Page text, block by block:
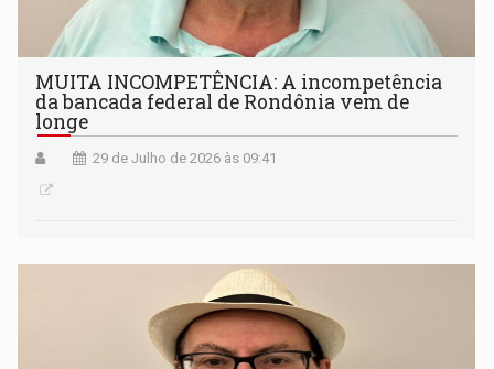
MUITA INCOMPETÊNCIA: A incompetência
da bancada federal de Rondônia vem de
longe
29 de Julho de 2026 às 09:41